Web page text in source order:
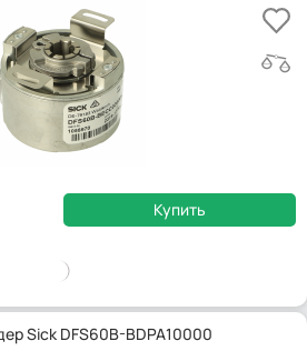
Купить
Sick DFS60B-BDPA10000